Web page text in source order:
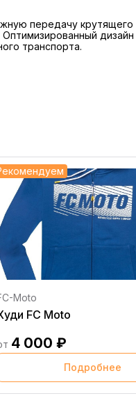
передачу
транспорта.
Moto
Худи FC Moto
4 000 ₽
Подробнее